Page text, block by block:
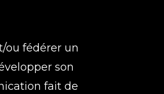
ou fédérer un
son
fait de